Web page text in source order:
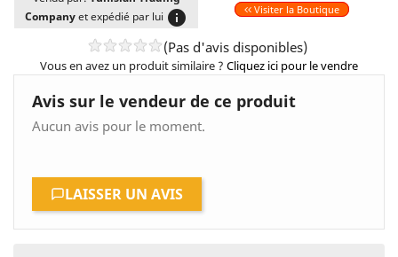
Companyet expédié par lui info Visiter la Boutique
(Pas d'avis disponibles)
Vous en avez un produit similaire ? Cliquez ici pour le vendre
Avis sur le vendeur de ce produit
Aucun avis pour le moment.
LAISSER UN AVIS